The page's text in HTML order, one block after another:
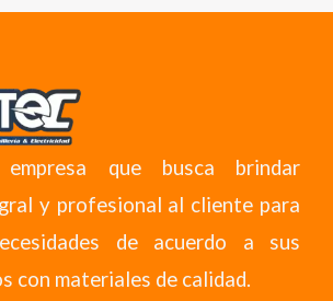
que busca brindar
y profesional al cliente para
de acuerdo a sus
con materiales de calidad.